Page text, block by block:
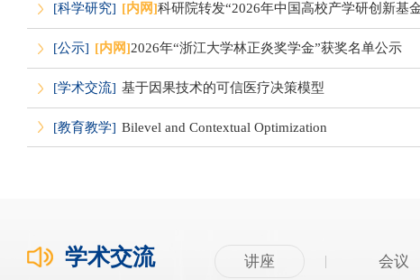
[科学研究] [内网]科研院转发“2026年中国高校产学研创新基
[公示] [内网]2026年“浙江大学林正炎奖学金”获奖名单公示
[学术交流] 基于因果技术的可信医疗决策模型
[教育教学] Bilevel and Contextual Optimization
学术交流 讲座 会议